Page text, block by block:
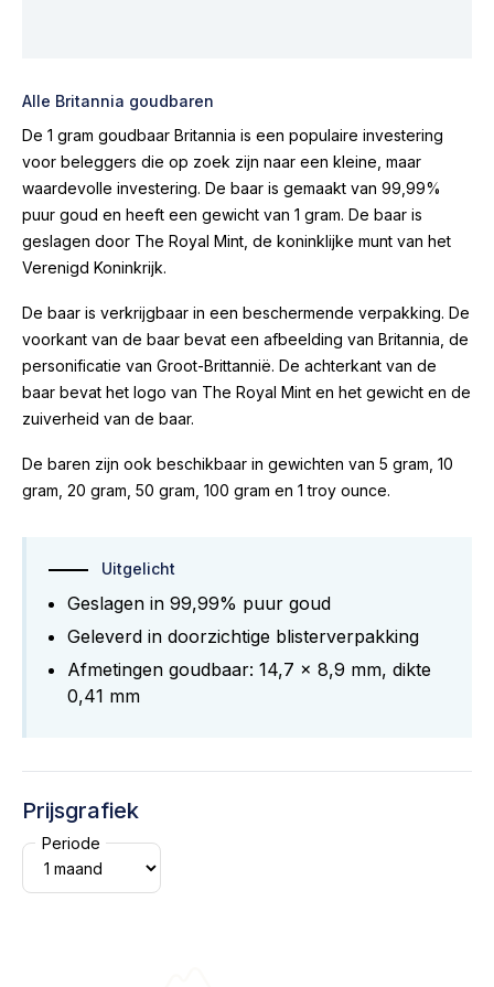
Alle Britannia goudbaren
De 1 gram goudbaar Britannia is een populaire investering
voor beleggers die op zoek zijn naar een kleine, maar
waardevolle investering. De baar is gemaakt van 99,99%
puur goud en heeft een gewicht van 1 gram. De baar is
geslagen door The Royal Mint, de koninklijke munt van het
Verenigd Koninkrijk.
De baar is verkrijgbaar in een beschermende verpakking. De
voorkant van de baar bevat een afbeelding van Britannia, de
personificatie van Groot-Brittannië. De achterkant van de
baar bevat het logo van The Royal Mint en het gewicht en de
zuiverheid van de baar.
De baren zijn ook beschikbaar in gewichten van 5 gram, 10
gram, 20 gram, 50 gram, 100 gram en 1 troy ounce.
Uitgelicht
Geslagen in 99,99% puur goud
Geleverd in doorzichtige blisterverpakking
Afmetingen goudbaar: 14,7 x 8,9 mm, dikte
0,41 mm
Prijsgrafiek
Periode